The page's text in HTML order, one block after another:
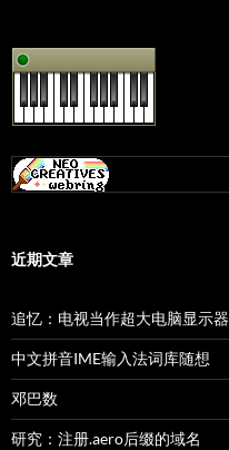
近期文章
追忆：电视当作超大电脑显示器
中文拼音IME输入法词库随想
邓巴数
研究：注册.aero后缀的域名